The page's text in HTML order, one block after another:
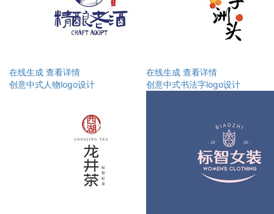
在线生成 查看详情
创意中式人物logo设计
在线生成 查看详情
创意中式书法字logo设计